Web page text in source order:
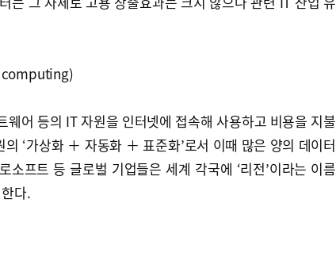
computing)
웨어 등의 IT 자원을 인터넷에 접속해 사용하고 비용을 지불
‘가상화 ＋ 자동화 ＋ 표준화’로서 이때 많은 양의 데이터
소프트 등 글로벌 기업들은 세계 각국에 ‘리전’이라는 이름
다.